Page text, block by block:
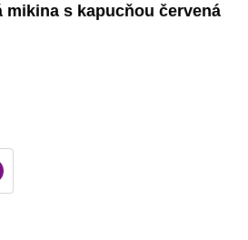
mikina s kapucňou červená